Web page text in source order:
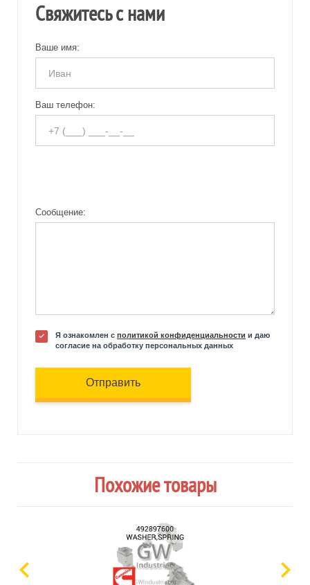
Свяжитесь с нами
Ваше имя:
Ваш телефон:
Сообщение:
Я ознакомлен с политикой конфиденциальности и даю
согласие на обработку персональных данных
Отправить
Похожие товары